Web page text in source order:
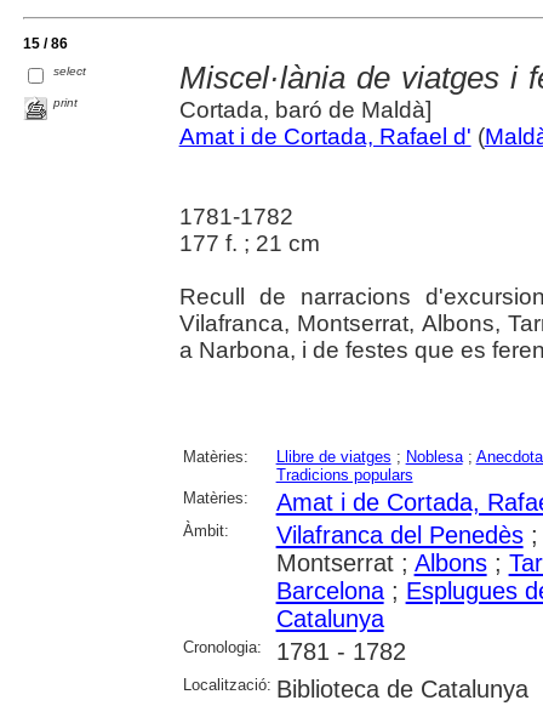
15 / 86
select
print
Miscel·lània de viatges i
Cortada, baró de Maldà]
Amat i de Cortada, Rafael d' (
1781-1782
177 f. ; 21 cm
Recull de narracions
Vilafranca, Montserrat, Albons,
a Narbona, i de festes que es
Matèries: Llibre de viatges ; Noblesa;
Tradicions populars
Matèries:
Amat i de Cortada,
Àmbit: Vilafranca del Penedès
Montserrat ; Albons;
Barcelona; Esplugues
Catalunya
Cronologia: 1781 - 1782
Localització: Biblioteca de Catalunya